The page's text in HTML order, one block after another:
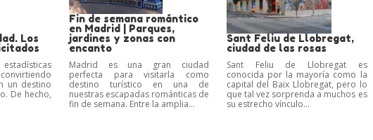
Los
un destino
De hecho,
Fin de semana romántico
en Madrid | Parques,
jardines y zonas con
encanto
Madrid es una gran ciudad
perfecta para visitarla como
destino turístico en una de
nuestras escapadas románticas de
fin de semana. Entre la amplia...
Sant Feliu de Llobregat,
ciudad de las rosas
Sant Feliu de Llobregat es
conocida por la mayoría como la
capital del Baix Llobregat, pero lo
que tal vez sorprenda a muchos es
su estrecho vínculo...